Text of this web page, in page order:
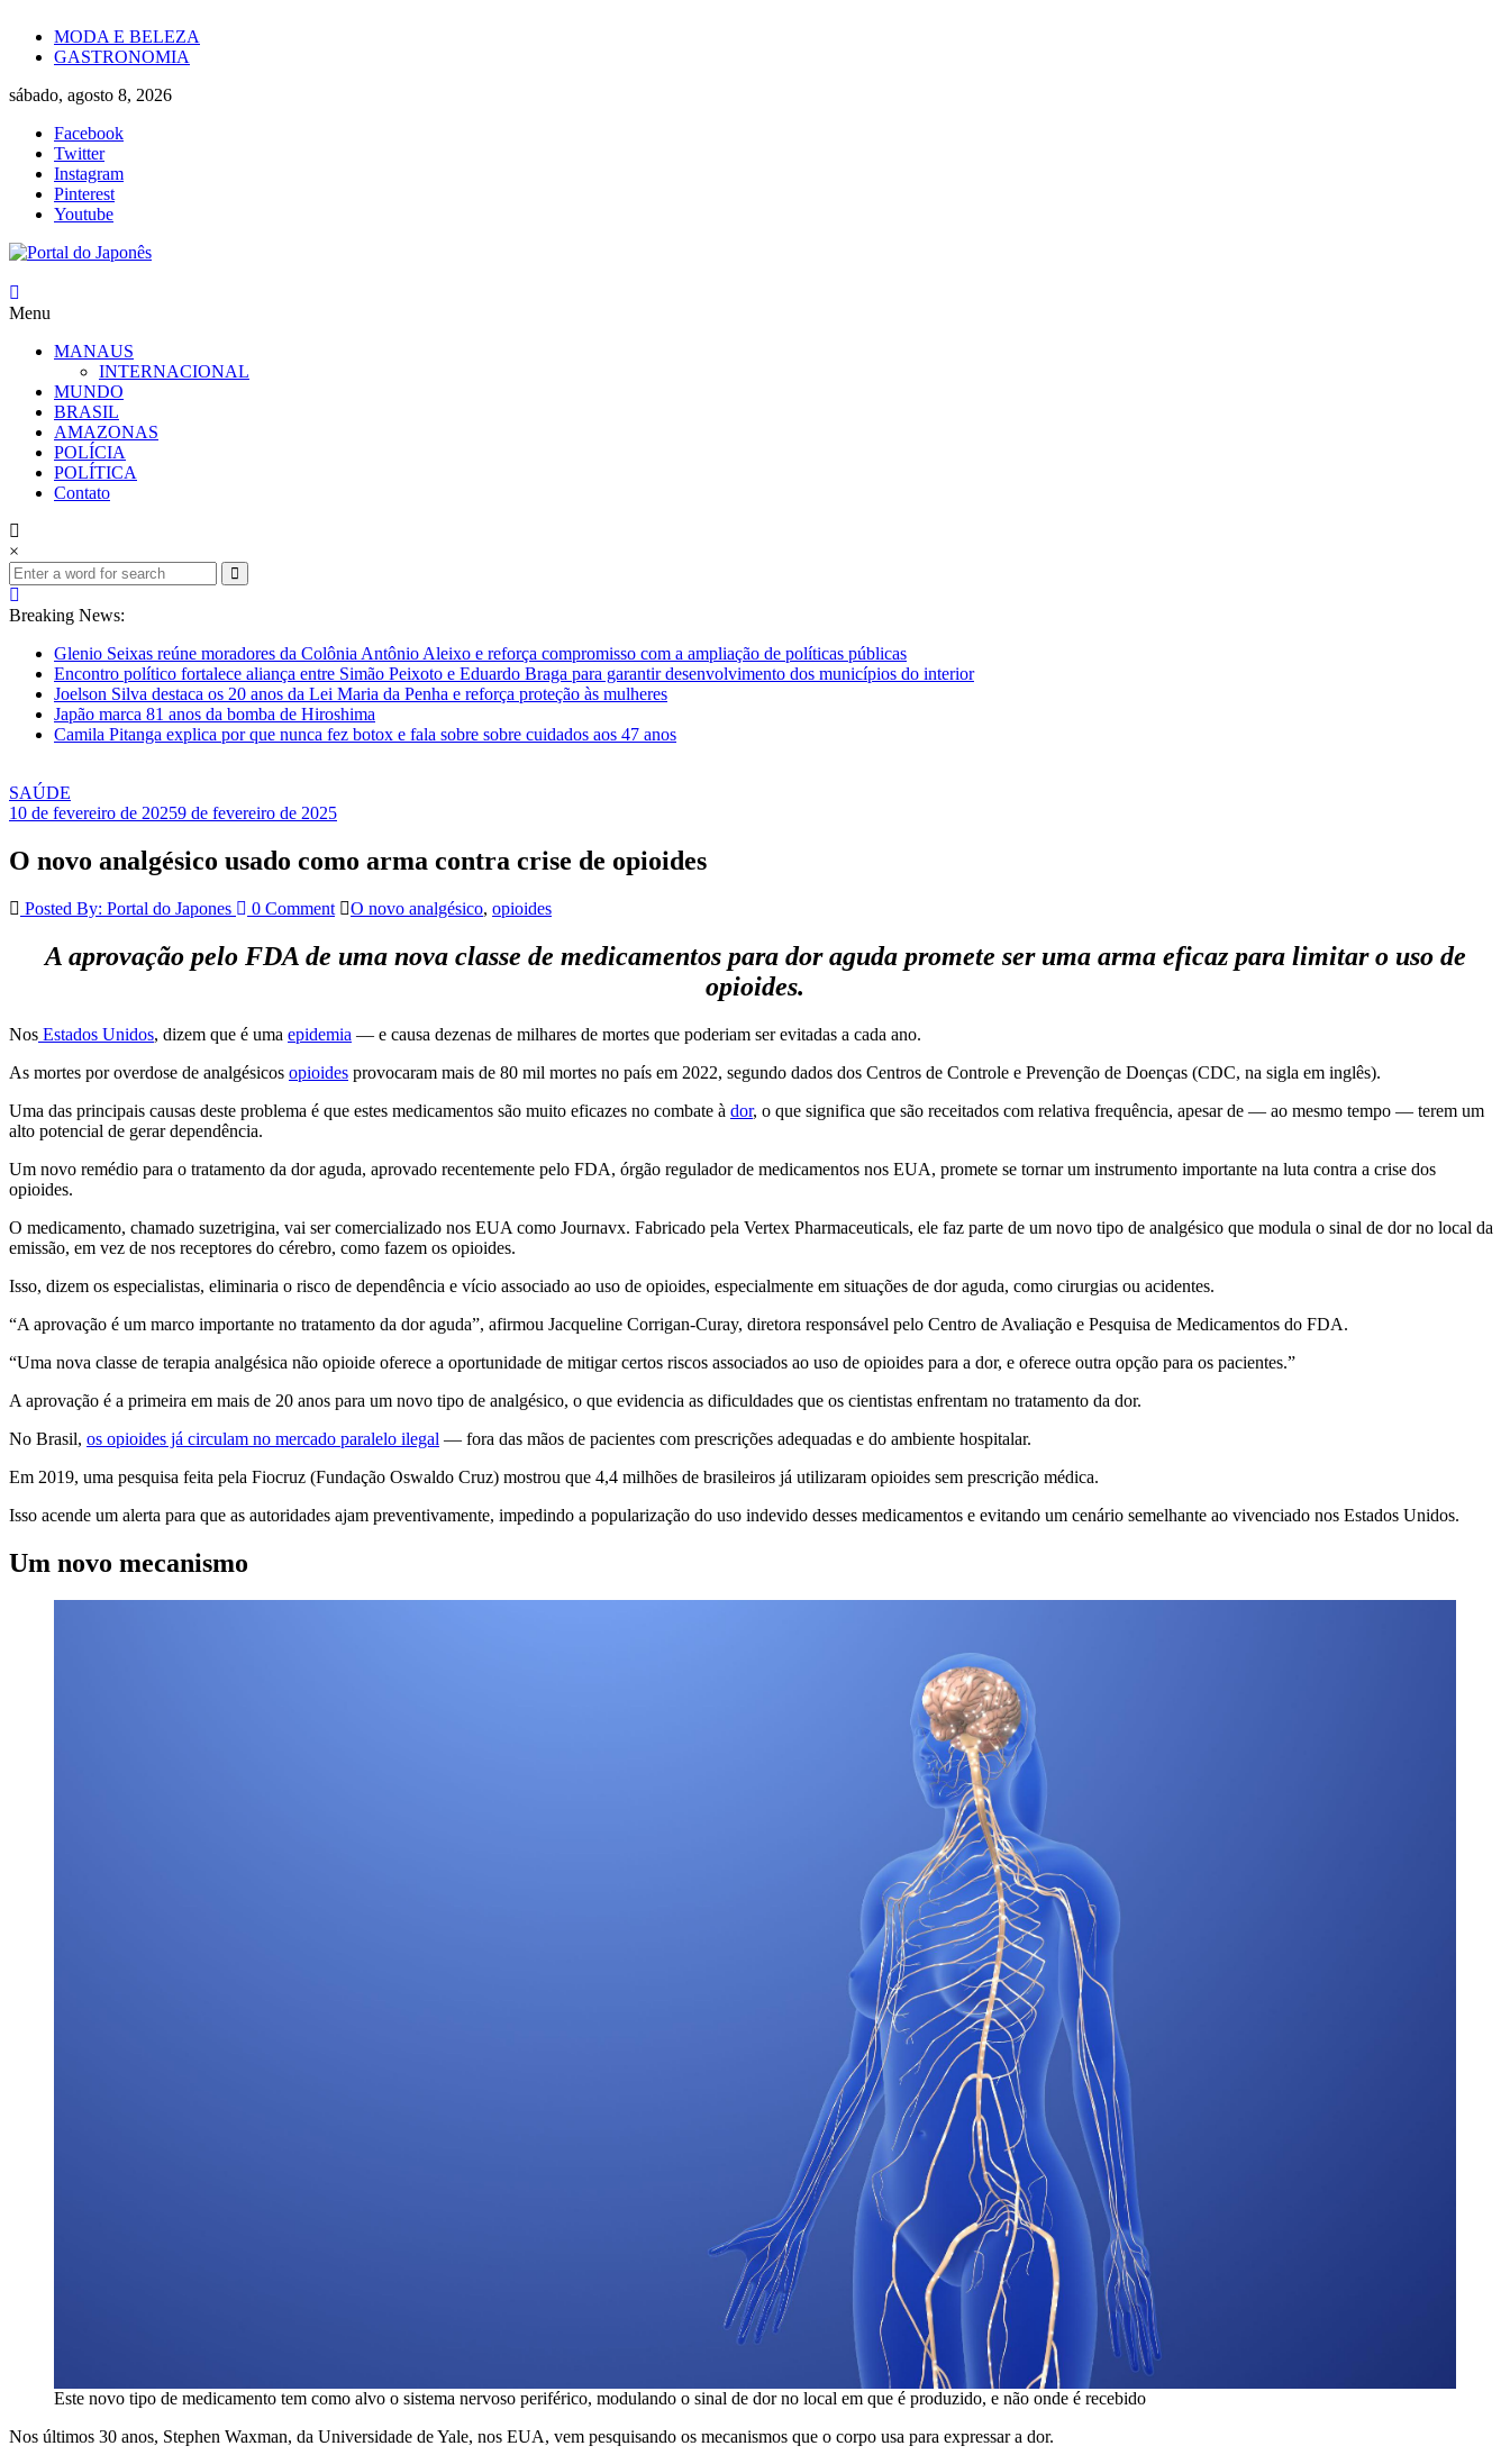
content
MODA E BELEZA
GASTRONOMIA
sábado, agosto 8, 2026
Facebook
Twitter
Instagram
Pinterest
Youtube
Portal
do
Japonês
Japão
mais
perto
você!
Menu
MANAUS
INTERNACIONAL
MUNDO
BRASIL
AMAZONAS
POLÍCIA
POLÍTICA
Contato
×
Breaking News:
Glenio Seixas reúne moradores da Colônia Antônio Aleixo e reforça compromisso com a ampliação de políticas públicas
Encontro político fortalece aliança entre Simão Peixoto e Eduardo Braga para garantir desenvolvimento dos municípios do interior
Joelson Silva destaca os 20 anos da Lei Maria da Penha e reforça proteção às mulheres
Japão marca 81 anos da bomba de Hiroshima
Camila Pitanga explica por que nunca fez botox e fala sobre sobre cuidados aos 47 anos
SAÚDE
10 de fevereiro de 20259 de fevereiro de 2025
O novo analgésico usado como arma contra crise de opioides
Posted By: Portal do Japones 0 Comment O novo analgésico, opioides
A aprovação pelo FDA de uma nova classe de medicamentos para dor aguda promete ser uma arma eficaz para limitar o uso de
opioides.
Nos Estados Unidos, dizem que é uma epidemia — e causa dezenas de milhares de mortes que poderiam ser evitadas a cada ano.
As mortes por overdose de analgésicos opioides provocaram mais de 80 mil mortes no país em 2022, segundo dados dos Centros de Controle e Prevenção de Doenças (CDC, na sigla em inglês).
Uma das principais causas deste problema é que estes medicamentos são muito eficazes no combate à dor, o que significa que são receitados com relativa frequência, apesar de — ao mesmo tempo — terem um
alto potencial de gerar dependência.
Um novo remédio para o tratamento da dor aguda, aprovado recentemente pelo FDA, órgão regulador de medicamentos nos EUA, promete se tornar um instrumento importante na luta contra a crise dos
opioides.
O medicamento, chamado suzetrigina, vai ser comercializado nos EUA como Journavx. Fabricado pela Vertex Pharmaceuticals, ele faz parte de um novo tipo de analgésico que modula o sinal de dor no local da
emissão, em vez de nos receptores do cérebro, como fazem os opioides.
Isso, dizem os especialistas, eliminaria o risco de dependência e vício associado ao uso de opioides, especialmente em situações de dor aguda, como cirurgias ou acidentes.
“A aprovação é um marco importante no tratamento da dor aguda”, afirmou Jacqueline Corrigan-Curay, diretora responsável pelo Centro de Avaliação e Pesquisa de Medicamentos do FDA.
“Uma nova classe de terapia analgésica não opioide oferece a oportunidade de mitigar certos riscos associados ao uso de opioides para a dor, e oferece outra opção para os pacientes.”
A aprovação é a primeira em mais de 20 anos para um novo tipo de analgésico, o que evidencia as dificuldades que os cientistas enfrentam no tratamento da dor.
No Brasil, os opioides já circulam no mercado paralelo ilegal — fora das mãos de pacientes com prescrições adequadas e do ambiente hospitalar.
Em 2019, uma pesquisa feita pela Fiocruz (Fundação Oswaldo Cruz) mostrou que 4,4 milhões de brasileiros já utilizaram opioides sem prescrição médica.
Isso acende um alerta para que as autoridades ajam preventivamente, impedindo a popularização do uso indevido desses medicamentos e evitando um cenário semelhante ao vivenciado nos Estados Unidos.
Um novo mecanismo
Este novo tipo de medicamento tem como alvo o sistema nervoso periférico, modulando o sinal de dor no local em que é produzido, e não onde é recebido
Nos últimos 30 anos, Stephen Waxman, da Universidade de Yale, nos EUA, vem pesquisando os mecanismos que o corpo usa para expressar a dor.